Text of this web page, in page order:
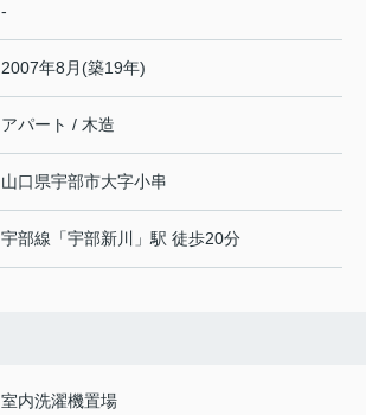
-
2007年8月(築19年)
アパート / 木造
山口県宇部市大字小串
宇部線 「宇部新川 」駅 徒歩20分
室内洗濯機置場